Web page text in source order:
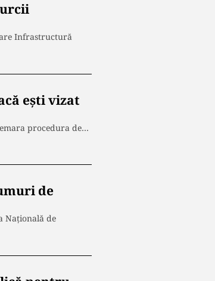
Infrastructură
ești vizat
procedura de…
de
Națională de